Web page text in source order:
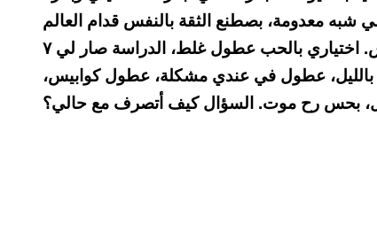
معدومة، بصطنع الثقة بالنفس قدام العالم
بس مشان ما بين ضعيفة، وأنا أصلا أضعف من الريش. اختياري بالحب عطول غلط، الدراسة صار لي ٧
عطول في عندي مشكلة، عطول كوابيس،